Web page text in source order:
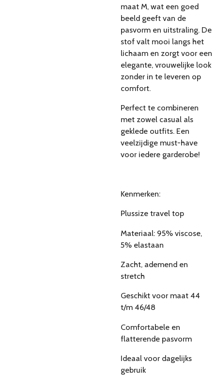
maat M, wat een goed
beeld geeft van de
pasvorm en uitstraling. De
stof valt mooi langs het
lichaam en zorgt voor een
elegante, vrouwelijke look
zonder in te leveren op
comfort.
Perfect te combineren
met zowel casual als
geklede outfits. Een
veelzijdige must-have
voor iedere garderobe!
Kenmerken:
Plussize travel top
Materiaal: 95% viscose,
5% elastaan
Zacht, ademend en
stretch
Geschikt voor maat 44
t/m 46/48
Comfortabele en
flatterende pasvorm
Ideaal voor dagelijks
gebruik